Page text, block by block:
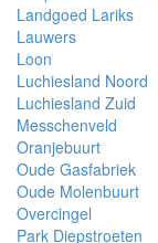
Landgoed Lariks
Lauwers
Loon
Luchiesland Noord
Luchiesland Zuid
Messchenveld
Oranjebuurt
Oude Gasfabriek
Oude Molenbuurt
Overcingel
Park Diepstroeten